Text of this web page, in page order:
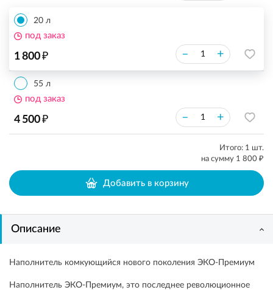
20 л
1 800₽ – +
под заказ
55 л
4 500₽ – +
под заказ
Итого: 1 шт.
на сумму 1 800 ₽
Добавить в корзину
Описание
Наполнитель комкующийся нового поколения ЭКО-Премиум
Наполнитель ЭКО-Премиум, это последнее революционное